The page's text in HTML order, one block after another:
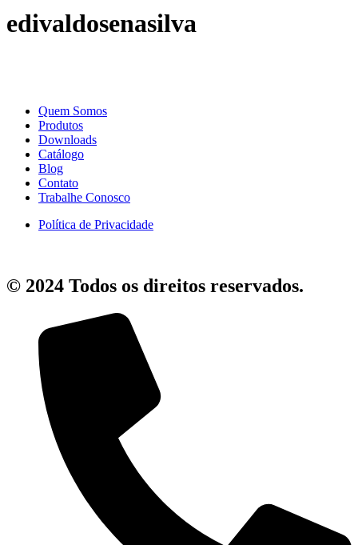
edivaldosenasilva
Quem Somos
Produtos
Downloads
Catálogo
Blog
Contato
Trabalhe Conosco
Política de Privacidade
© 2024 Todos os direitos reservados.